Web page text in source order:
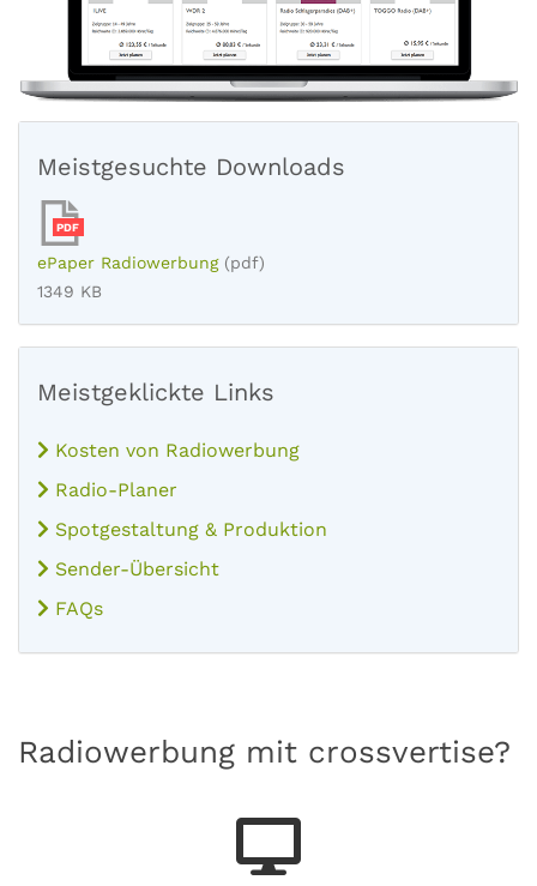
Meistgesuchte Downloads
PDF
ePaper Radiowerbung (pdf)
1349 KB
Meistgeklickte Links
Kosten von Radiowerbung
Radio-Planer
Spotgestaltung & Produktion
Sender-Übersicht
FAQs
Radiowerbung mit crossvertise?